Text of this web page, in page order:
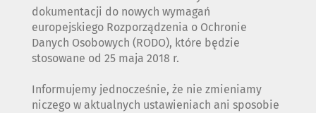
dokumentacji do nowych wymagań
europejskiego Rozporządzenia o Ochronie
Danych Osobowych (RODO), które będzie
stosowane od 25 maja 2018 r.
Informujemy jednocześnie, że nie zmieniamy
niczego w aktualnych ustawieniach ani sposobie